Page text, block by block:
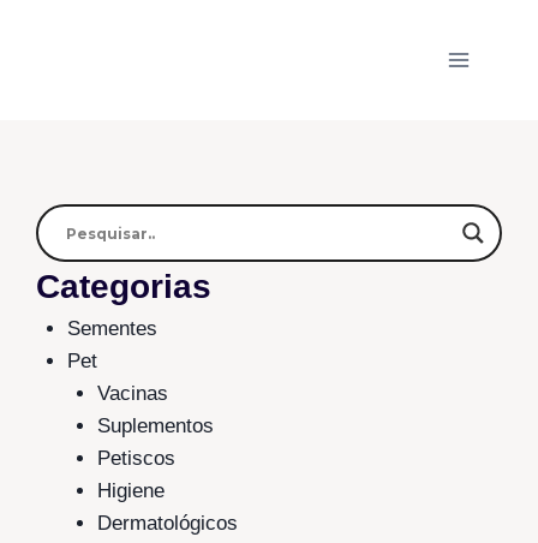
Categorias
Sementes
Pet
Vacinas
Suplementos
Petiscos
Higiene
Dermatológicos